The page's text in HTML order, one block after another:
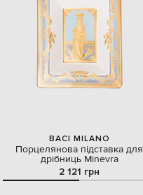
BACI MILANO
Порцелянова підставка для
дрібниць Minevra
2 121 грн